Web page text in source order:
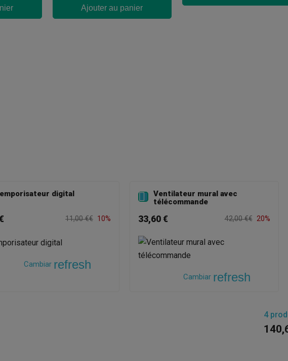
Ajouter au panier
digital
11,00 €€ 10%
Cambiar refresh

Ventilateur mural avec
télécommande
33,60 € 42,00 €€ 20%
Cambiar refresh
4